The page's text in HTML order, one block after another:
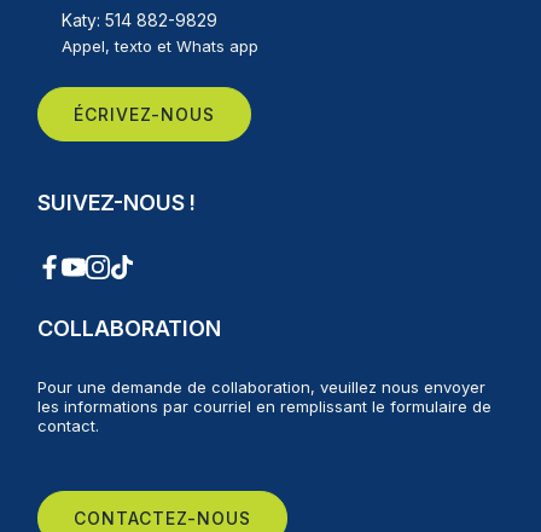
Katy: 514 882-9829
Appel, texto et Whats app
ÉCRIVEZ-NOUS
SUIVEZ-NOUS !
COLLABORATION
Pour une demande de collaboration, veuillez nous envoyer
les informations par courriel en remplissant le formulaire de
contact.
CONTACTEZ-NOUS